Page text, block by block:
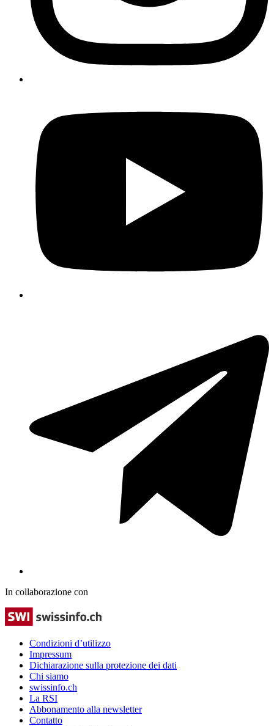
In collaborazione con
Condizioni d’utilizzo
Impressum
Dichiarazione sulla protezione dei dati
Chi siamo
swissinfo.ch
La RSI
Abbonamento alla newsletter
Contatto